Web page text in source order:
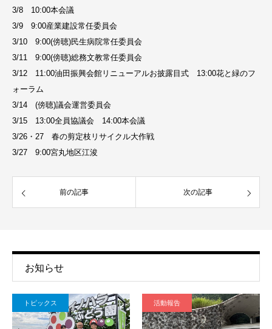
3/8 10:00本会議
3/9 9:00産業建設常任委員会
3/10 9:00(傍聴)民生病院常任委員会
3/11 9:00(傍聴)総務文教常任委員会
3/12 11:00油田振興会館リニューアルお披露目式 13:00花と緑のフ
ォーラム
3/14 (傍聴)議会運営委員会
3/15 13:00全員協議会 14:00本会議
3/26・27 春の剪定枝リサイクル大作戦
3/27 9:00宮丸地区江浚
前の記事 次の記事
お知らせ
トピックス 活動報告